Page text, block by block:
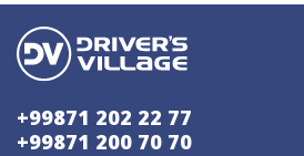
+99871 202 22 77
+99871 200 70 70